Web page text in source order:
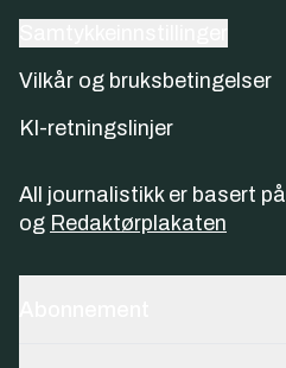
Vilkår og bruksbetingelser
KI-retningslinjer
All journalistikk er basert på
og Redaktørplakaten